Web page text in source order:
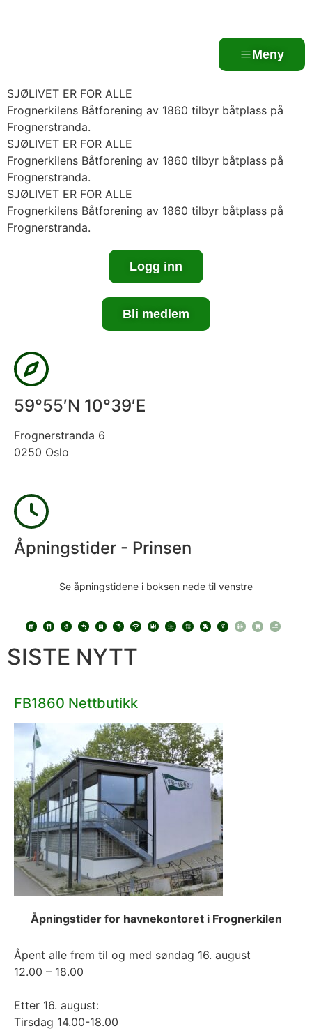
Meny
SJØLIVET ER FOR ALLE
Frognerkilens Båtforening av 1860 tilbyr båtplass på
Frognerstranda.
SJØLIVET ER FOR ALLE
Frognerkilens Båtforening av 1860 tilbyr båtplass på
Frognerstranda.
SJØLIVET ER FOR ALLE
Frognerkilens Båtforening av 1860 tilbyr båtplass på
Frognerstranda.
Logg inn
Bli medlem
59°55′N 10°39′E
Frognerstranda 6
0250 Oslo
Åpningstider - Prinsen
Se åpningstidene i boksen nede til venstre
SISTE NYTT
FB1860 Nettbutikk
Åpningstider for havnekontoret i Frognerkilen
Åpent alle frem til og med søndag 16. august
12.00 – 18.00
Etter 16. august:
Tirsdag 14.00-18.00